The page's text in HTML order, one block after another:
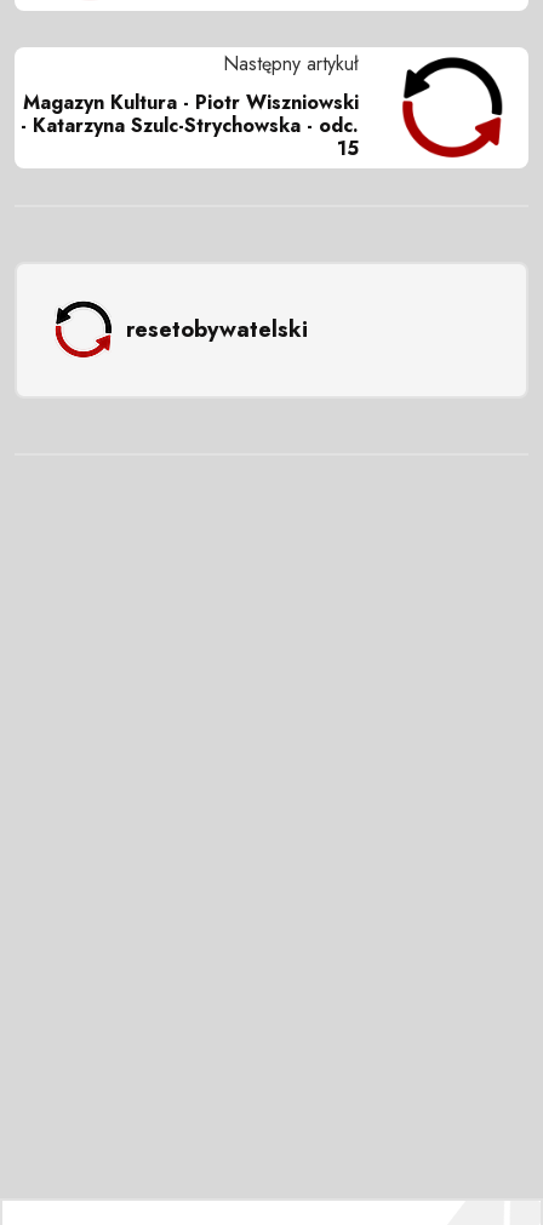
Następny artykuł
Magazyn Kultura - Piotr Wiszniowski
- Katarzyna Szulc-Strychowska - odc.
15
resetobywatelski